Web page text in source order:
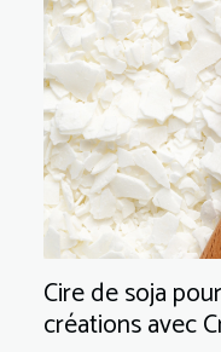
Cire de soja
créations avec